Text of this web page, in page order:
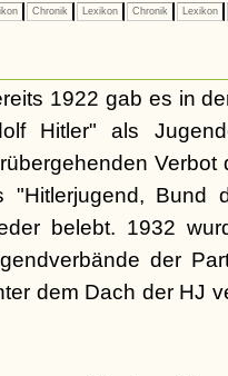
Chronik Lexikon Chronik Lexikon
1922 gab es in
Hitler" als
Verbot
"Hitlerjugend, Bund
belebt. 1932
der
dem Dach der HJ